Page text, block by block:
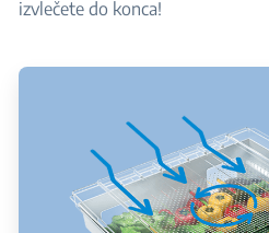
izvlečete do konca!